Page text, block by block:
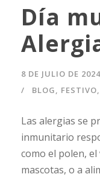
Día
8 DE JULIO DE 2024
BLOG
FESTIVO
Las alergias se
inmunitario
como el polen, el
mascotas, o a